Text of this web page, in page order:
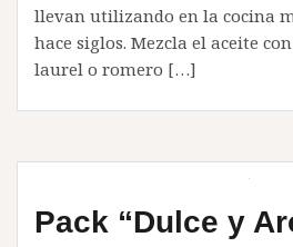
llevan utilizando en la cocina
hace siglos. Mezcla el aceite
laurel o romero […]
Pack “Dulce y